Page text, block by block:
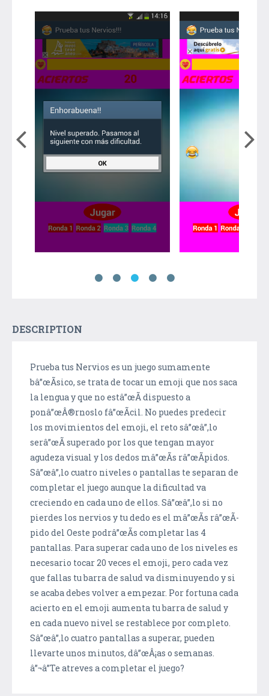
DESCRIPTION
Prueba tus Nervios es un juego sumamente
bâ”œÃ­sico, se trata de tocar un emoji que nos saca
la lengua y que no estâ”œÃ­ dispuesto a
ponâ”œÂ®rnoslo fâ”œÃ­cil. No puedes predecir
los movimientos del emoji, el reto sâ”œâ”‚lo
serâ”œÃ­ superado por los que tengan mayor
agudeza visual y los dedos mâ”œÃ­s râ”œÃ­pidos.
Sâ”œâ”‚lo cuatro niveles o pantallas te separan de
completar el juego aunque la dificultad va
creciendo en cada uno de ellos. Sâ”œâ”‚lo si no
pierdes los nervios y tu dedo es el mâ”œÃ­s râ”œÃ­
pido del Oeste podrâ”œÃ­s completar las 4
pantallas. Para superar cada uno de los niveles es
necesario tocar 20 veces el emoji, pero cada vez
que fallas tu barra de salud va disminuyendo y si
se acaba debes volver a empezar. Por fortuna cada
acierto en el emoji aumenta tu barra de salud y
en cada nuevo nivel se restablece por completo.
Sâ”œâ”‚lo cuatro pantallas a superar, pueden
llevarte unos minutos, dâ”œÂ¡as o semanas.
â”¬â”Te atreves a completar el juego?